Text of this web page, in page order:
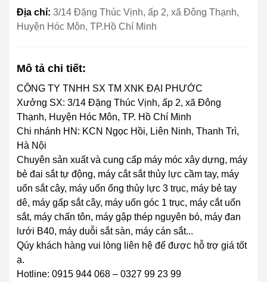
Địa chỉ: 3/14 Đặng Thúc Vịnh, ấp 2, xã Đông Thạnh,
Huyện Hóc Môn, TP.Hồ Chí Minh
Mô tả chi tiết:
CÔNG TY TNHH SX TM XNK ĐẠI PHƯỚC
Xưởng SX: 3/14 Đặng Thúc Vịnh, ấp 2, xã Đông
Thạnh, Huyện Hóc Môn, TP. Hồ Chí Minh
Chi nhánh HN: KCN Ngọc Hồi, Liên Ninh, Thanh Trì,
Hà Nội
Chuyên sản xuất và cung cấp máy móc xây dựng, máy
bẻ đai sắt tự động, máy cắt sắt thủy lực cầm tay, máy
uốn sắt cây, máy uốn ống thủy lực 3 trục, máy bẻ tay
dê, máy gấp sắt cây, máy uốn góc 1 trục, máy cắt uốn
sắt, máy chấn tôn, máy gập thép nguyên bó, máy đan
lưới B40, máy duỗi sắt sàn, máy cán sắt...
Qúy khách hàng vui lòng liên hệ để được hỗ trợ giá tốt
ạ.
Hotline: 0915 944 068 – 0327 99 23 99